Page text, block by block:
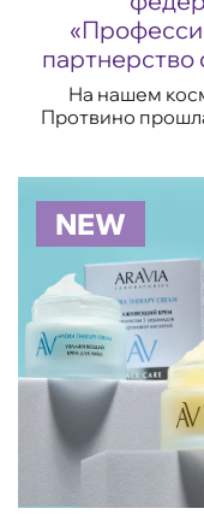
На нашем
Протвино
NEW